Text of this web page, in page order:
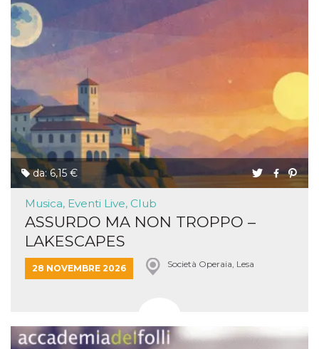
da: 6,15 €
Musica, Eventi Live, Club
ASSURDO MA NON TROPPO –
LAKESCAPES
28 NOVEMBRE 2026 Società Operaia, Lesa